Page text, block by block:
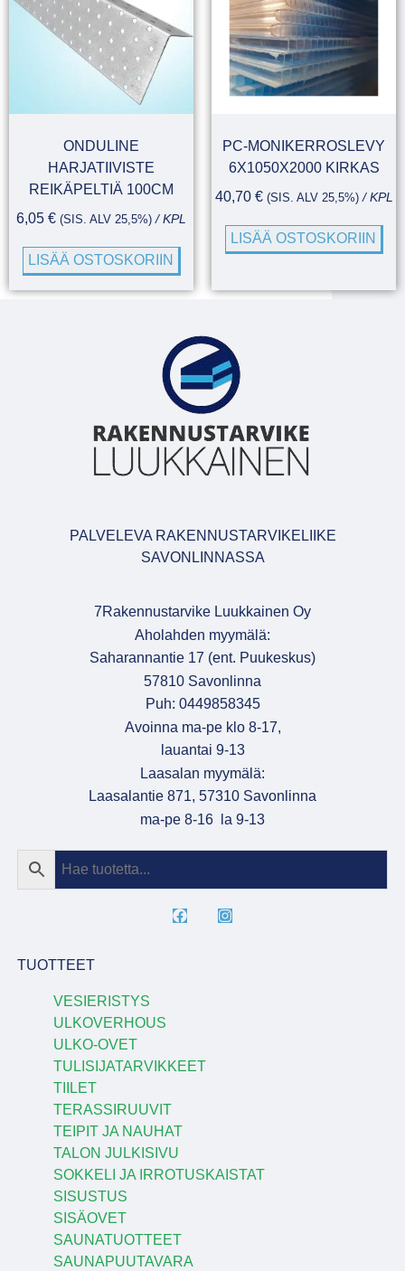
ONDULINE
HARJATIIVISTE
REIKÄPELTIÄ 100CM
6,05 € (SIS. ALV 25,5%) / KPL
LISÄÄ OSTOSKORIIN
PC-MONIKERROSLEVY
6X1050X2000 KIRKAS
40,70 € (SIS. ALV 25,5%)/ KPL
LISÄÄ OSTOSKORIIN
PALVELEVA RAKENNUSTARVIKELIIKE
SAVONLINNASSA
7Rakennustarvike Luukkainen Oy
Aholahden myymälä:
Saharannantie 17 (ent. Puukeskus)
57810 Savonlinna
Puh: 0449858345
Avoinna ma-pe klo 8-17,
lauantai 9-13
Laasalan myymälä:
Laasalantie 871, 57310 Savonlinna
ma-pe 8-16 la 9-13
TUOTTEET
VESIERISTYS
ULKOVERHOUS
ULKO-OVET
TULISIJATARVIKKEET
TIILET
TERASSIRUUVIT
TEIPIT JA NAUHAT
TALON JULKISIVU
SOKKELI JA IRROTUSKAISTAT
SISUSTUS
SISÄOVET
SAUNATUOTTEET
SAUNAPUUTAVARA